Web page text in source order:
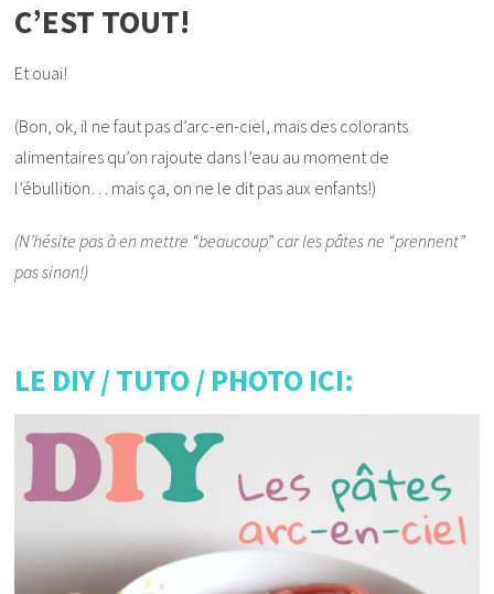
C’EST TOUT!
Et ouai!
(Bon, ok, il ne faut pas d’arc-en-ciel, mais des colorants
alimentaires qu’on rajoute dans l’eau au moment de
l’ébullition… mais ça, on ne le dit pas aux enfants!)
(N’hésite pas à en mettre “beaucoup” car les pâtes ne “prennent”
pas sinon!)
LE DIY / TUTO / PHOTO ICI: